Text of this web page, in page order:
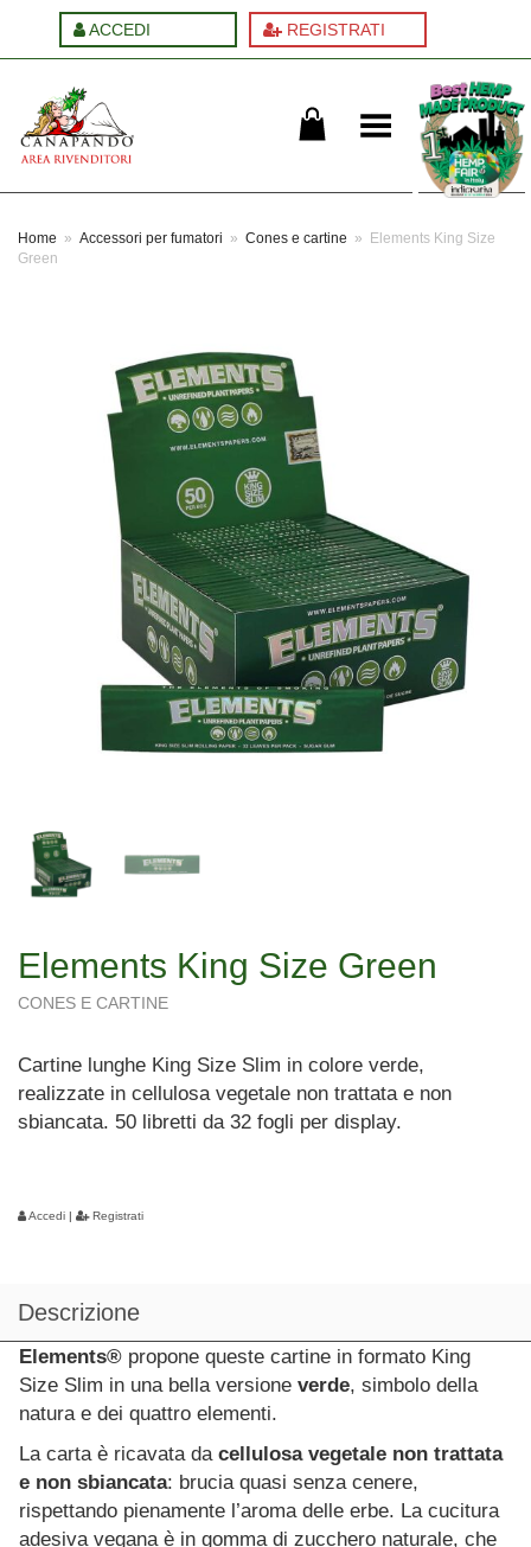
ACCEDI REGISTRATI
Cambia menu
Home » Accessori per fumatori » Cones e cartine »
Elements King Size
Green
Elements King Size Green
CONES E CARTINE
Cartine lunghe King Size Slim in colore verde,
realizzate in cellulosa vegetale non trattata e non
sbiancata. 50 libretti da 32 fogli per display.
Accedi | Registrati
Descrizione
Elements® propone queste cartine in formato King
Size Slim in una bella versione verde, simbolo della
natura e dei quattro elementi.
La carta è ricavata da cellulosa vegetale non trattata
e non sbiancata: brucia quasi senza cenere,
rispettando pienamente l’aroma delle erbe. La cucitura
adesiva vegana è in gomma di zucchero naturale, che